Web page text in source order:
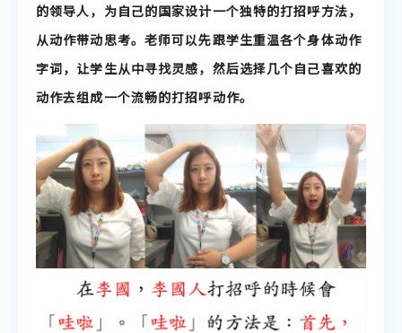
的领导人，为自己的国家设计一个独特的打招呼方法，
从动作带动思考。老师可以先跟学生重温各个身体动作
字词，让学生从中寻找灵感，然后选择几个自己喜欢的
动作去组成一个流畅的打招呼动作。